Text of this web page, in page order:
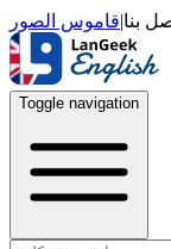
بنا|قاموس الصور
Toggle navigation